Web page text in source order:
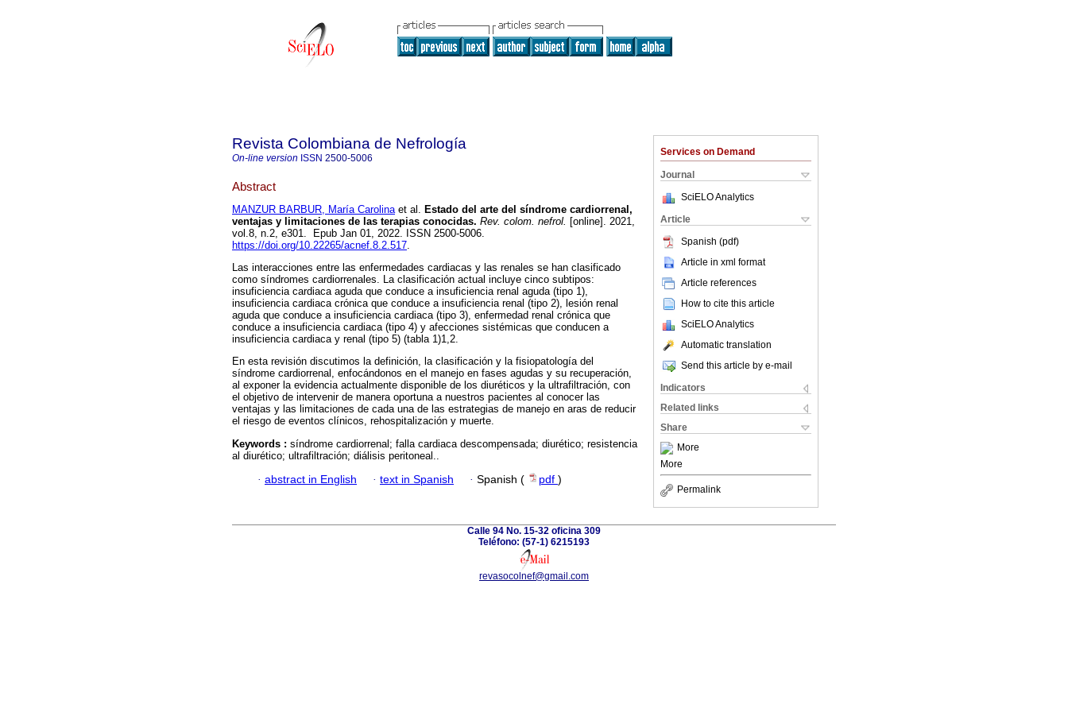
Services on Demand
Journal
SciELO Analytics
Article
Spanish (pdf)
Article in xml format
Article references
How to cite this article
SciELO Analytics
Automatic translation
Send this article by e-mail
Indicators
Related links
Share
More
More
Permalink
Revista Colombiana de Nefrología
On-line version ISSN 2500-5006
Abstract
MANZUR BARBUR, María Carolinaet al. Estado del arte del síndrome cardiorrenal,
ventajas y limitaciones de las terapias conocidas. Rev. colom. nefrol. [online]. 2021,
vol.8, n.2, e301. Epub Jan 01, 2022. ISSN 2500-5006.
https://doi.org/10.22265/acnef.8.2.517.
Las interacciones entre las enfermedades cardiacas y las renales se han clasificado
como síndromes cardiorrenales. La clasificación actual incluye cinco subtipos:
insuficiencia cardiaca aguda que conduce a insuficiencia renal aguda (tipo 1),
insuficiencia cardiaca crónica que conduce a insuficiencia renal (tipo 2), lesión renal
aguda que conduce a insuficiencia cardiaca (tipo 3), enfermedad renal crónica que
conduce a insuficiencia cardiaca (tipo 4) y afecciones sistémicas que conducen a
insuficiencia cardiaca y renal (tipo 5) (tabla 1)1,2.
En esta revisión discutimos la definición, la clasificación y la fisiopatología del
síndrome cardiorrenal, enfocándonos en el manejo en fases agudas y su recuperación,
al exponer la evidencia actualmente disponible de los diuréticos y la ultrafiltración, con
el objetivo de intervenir de manera oportuna a nuestros pacientes al conocer las
ventajas y las limitaciones de cada una de las estrategias de manejo en aras de reducir
el riesgo de eventos clínicos, rehospitalización y muerte.
Keywords : síndrome cardiorrenal; falla cardiaca descompensada; diurético; resistencia
al diurético; ultrafiltración; diálisis peritoneal..
· abstract in English · text in Spanish · Spanish ( pdf )
Calle 94 No. 15-32 oficina 309
Teléfono: (57-1) 6215193
revasocolnef@gmail.com